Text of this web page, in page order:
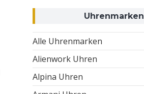
Uhrenmarken
Alle Uhrenmarken
Alienwork Uhren
Alpina Uhren